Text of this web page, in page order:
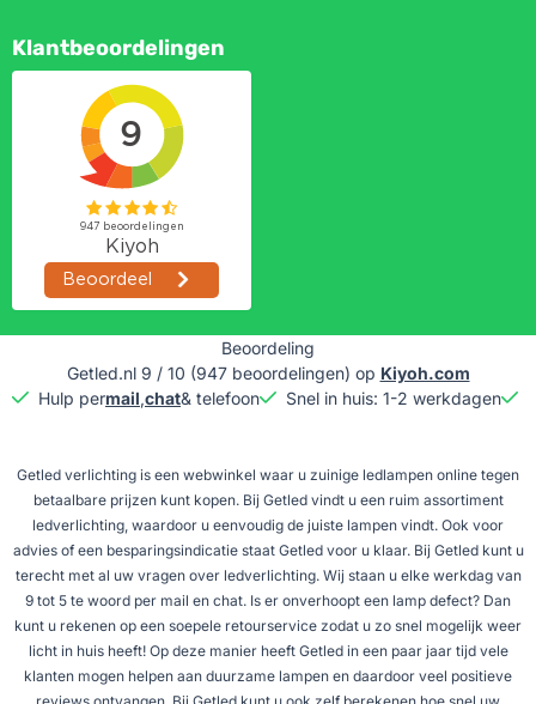
Klantbeoordelingen
Beoordeling
Getled.nl 9 / 10 (947beoordelingen) op Kiyoh.com
Hulp permail,chat& telefoon Snel in huis: 1-2 werkdagen
Getled verlichting is een webwinkel waar u zuinige ledlampen online tegen
betaalbare prijzen kunt kopen. Bij Getled vindt u een ruim assortiment
ledverlichting, waardoor u eenvoudig de juiste lampen vindt. Ook voor
advies of een besparingsindicatie staat Getled voor u klaar. Bij Getled kunt u
terecht met al uw vragen over ledverlichting. Wij staan u elke werkdag van
9 tot 5 te woord per mail en chat. Is er onverhoopt een lamp defect? Dan
kunt u rekenen op een soepele retourservice zodat u zo snel mogelijk weer
licht in huis heeft! Op deze manier heeft Getled in een paar jaar tijd vele
klanten mogen helpen aan duurzame lampen en daardoor veel positieve